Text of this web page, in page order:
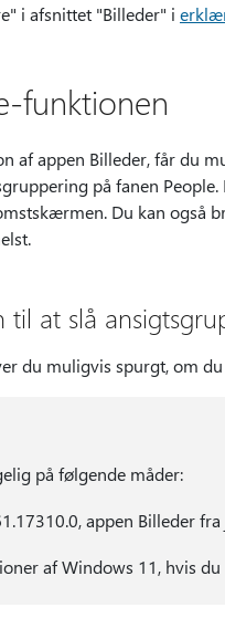
i afsnittet "Billeder" i
funktionen
af appen Billeder, får du
på fanen
Du kan også
at slå
du muligvis spurgt, om
på følgende måder:
appen Billeder
af Windows 11, hvis